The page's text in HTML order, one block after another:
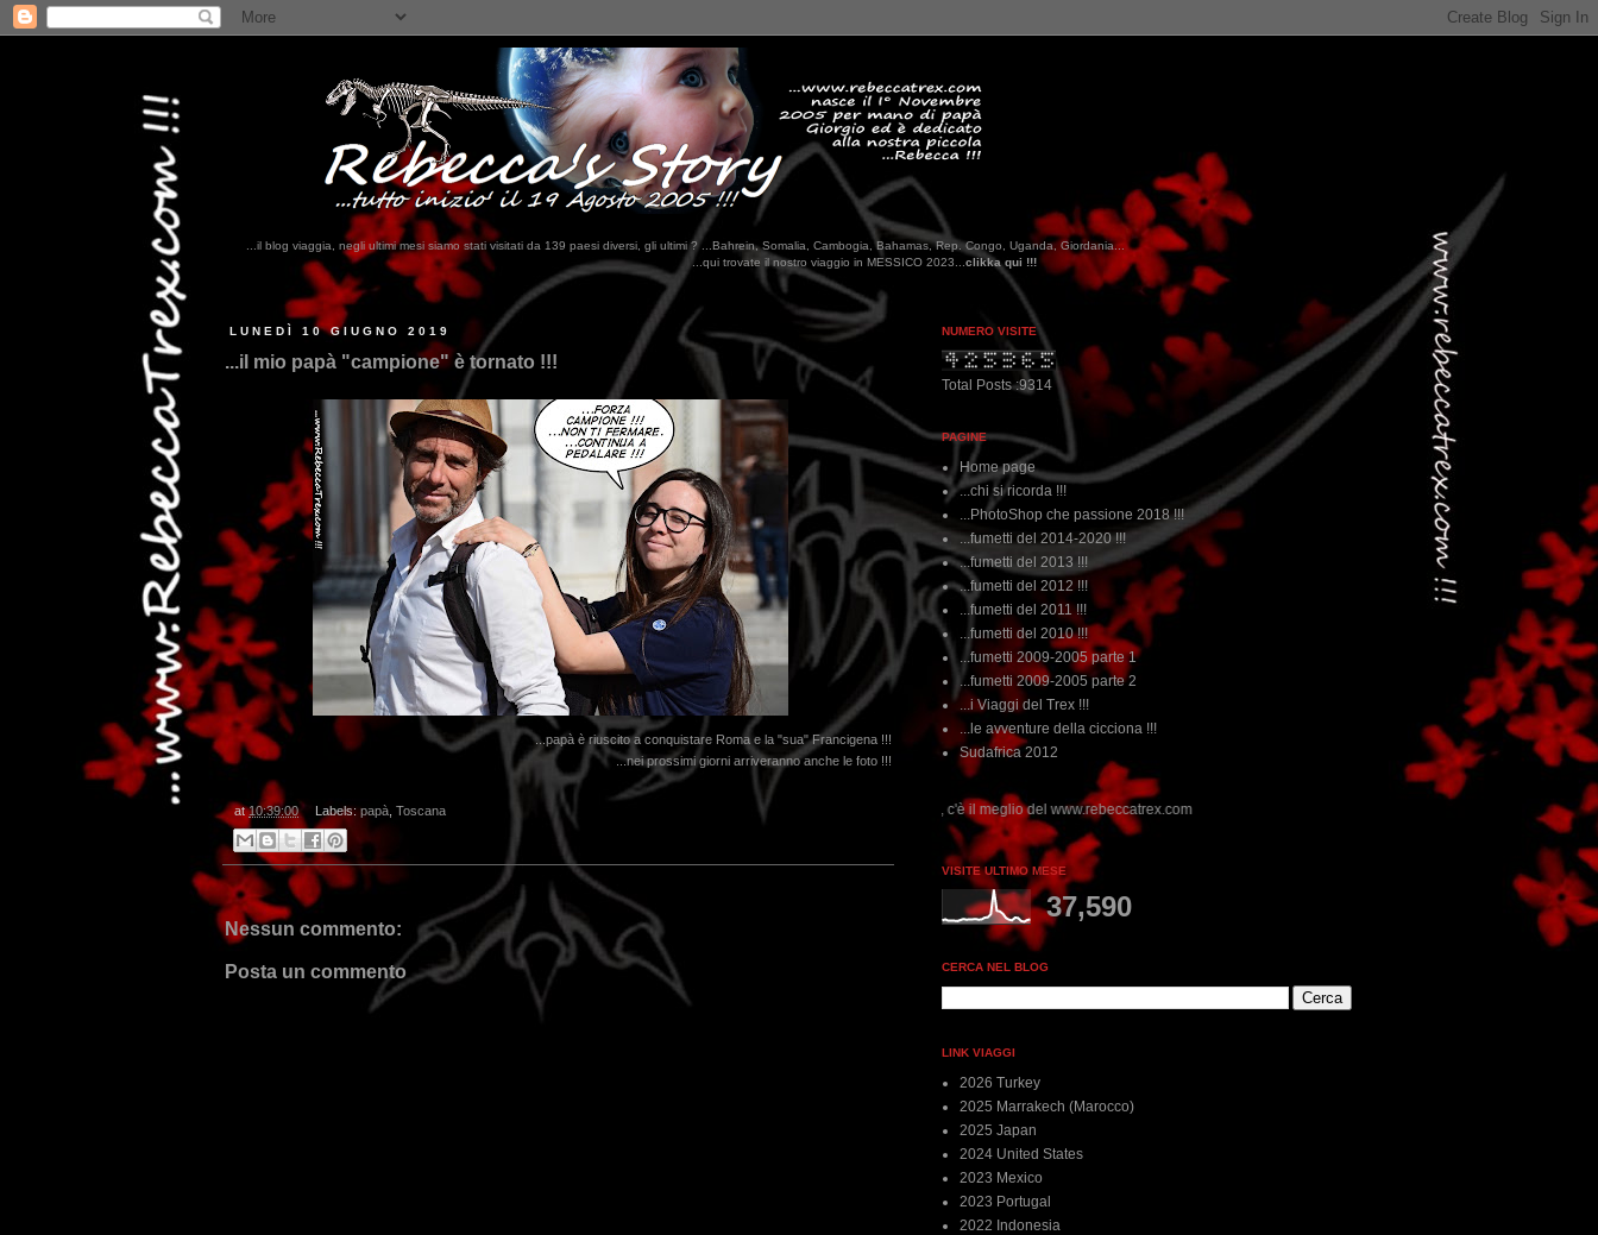
...il blog viaggia, negli ultimi mesi siamo stati visitati da 139 paesi diversi, gli ultimi ? ...Bahrein, Somalia, Cambogia, Bahamas, Rep. Congo, Uganda, Giordania...
...qui trovate il nostro viaggio in MESSICO 2023...clikka qui !!!
LUNEDÌ 10 GIUGNO 2019
...il mio papà "campione" è tornato !!!
...papà è riuscito a conquistare Roma e la "sua" Francigena !!!
...nei prossimi giorni arriveranno anche le foto !!!
at10:39:00 Labels:papà, Toscana
Nessun commento:
Posta un commento
NUMERO VISITE
Total Posts :9314
PAGINE
Home page
...chi si ricorda !!!
...PhotoShop che passione 2018 !!!
...fumetti del 2014-2020 !!!
...fumetti del 2013 !!!
...fumetti del 2012 !!!
...fumetti del 2011 !!!
...fumetti del 2010 !!!
...fumetti 2009-2005 parte 1
...fumetti 2009-2005 parte 2
...i Viaggi del Trex !!!
...le avventure della cicciona !!!
Sudafrica 2012
...dai non perdere tempo, clikka "qui", c'è il meglio del www.rebeccatrex.com
VISITE ULTIMO MESE
37,590
CERCA NEL BLOG
LINK VIAGGI
2026 Turkey
2025 Marrakech (Marocco)
2025 Japan
2024 United States
2023 Mexico
2023 Portugal
2022 Indonesia